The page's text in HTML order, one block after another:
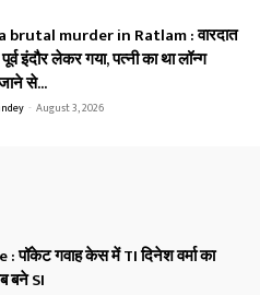
brutal murder in Ratlam : वारदात
इंदौर लेकर गया, पत्नी का था लॉन्ग
से...
- August 3, 2026
पॉकेट गवाह केस में TI दिनेश वर्मा का
बने SI